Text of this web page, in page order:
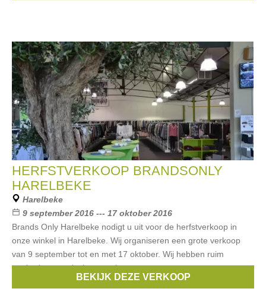
HERFSTVERKOOP BRANDSONLY
HARELBEKE
Harelbeke
9 september 2016 --- 17 oktober 2016
Brands Only Harelbeke nodigt u uit voor de herfstverkoop in
onze winkel in Harelbeke. Wij organiseren een grote verkoop
van 9 september tot en met 17 oktober. Wij hebben ruim
aanbod van exclusieve merken
Guess,Armani,Liu Jo,Hugo Boss
BEKIJK DEZE VERKOOP